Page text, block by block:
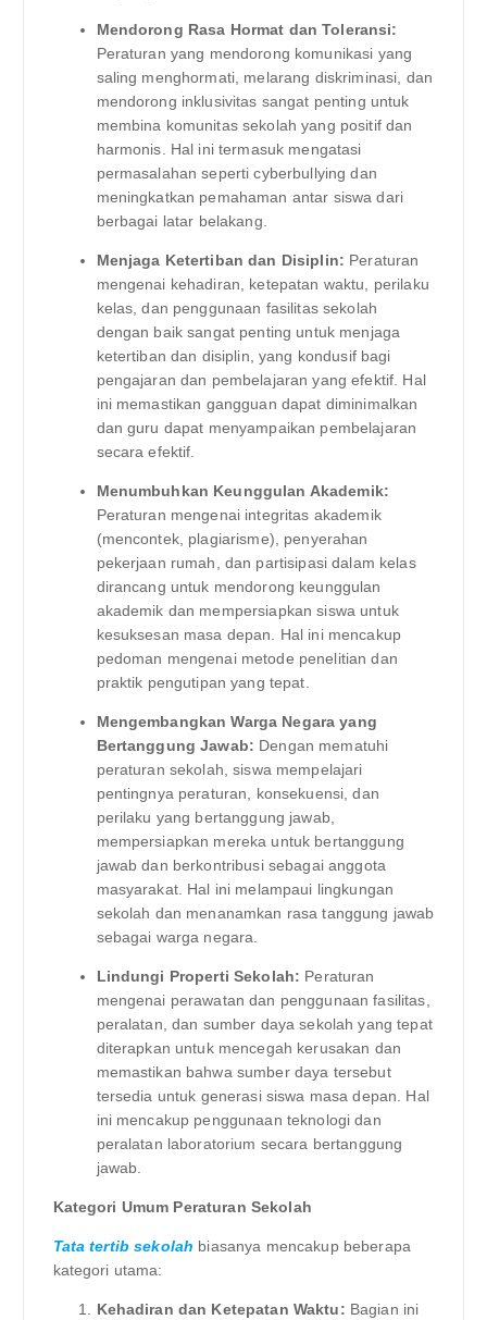
Mendorong Rasa Hormat dan Toleransi:
Peraturan yang mendorong komunikasi yang
saling menghormati, melarang diskriminasi, dan
mendorong inklusivitas sangat penting untuk
membina komunitas sekolah yang positif dan
harmonis. Hal ini termasuk mengatasi
permasalahan seperti cyberbullying dan
meningkatkan pemahaman antar siswa dari
berbagai latar belakang.
Menjaga Ketertiban dan Disiplin: Peraturan
mengenai kehadiran, ketepatan waktu, perilaku
kelas, dan penggunaan fasilitas sekolah
dengan baik sangat penting untuk menjaga
ketertiban dan disiplin, yang kondusif bagi
pengajaran dan pembelajaran yang efektif. Hal
ini memastikan gangguan dapat diminimalkan
dan guru dapat menyampaikan pembelajaran
secara efektif.
Menumbuhkan Keunggulan Akademik:
Peraturan mengenai integritas akademik
(mencontek, plagiarisme), penyerahan
pekerjaan rumah, dan partisipasi dalam kelas
dirancang untuk mendorong keunggulan
akademik dan mempersiapkan siswa untuk
kesuksesan masa depan. Hal ini mencakup
pedoman mengenai metode penelitian dan
praktik pengutipan yang tepat.
Mengembangkan Warga Negara yang
Bertanggung Jawab: Dengan mematuhi
peraturan sekolah, siswa mempelajari
pentingnya peraturan, konsekuensi, dan
perilaku yang bertanggung jawab,
mempersiapkan mereka untuk bertanggung
jawab dan berkontribusi sebagai anggota
masyarakat. Hal ini melampaui lingkungan
sekolah dan menanamkan rasa tanggung jawab
sebagai warga negara.
Lindungi Properti Sekolah: Peraturan
mengenai perawatan dan penggunaan fasilitas,
peralatan, dan sumber daya sekolah yang tepat
diterapkan untuk mencegah kerusakan dan
memastikan bahwa sumber daya tersebut
tersedia untuk generasi siswa masa depan. Hal
ini mencakup penggunaan teknologi dan
peralatan laboratorium secara bertanggung
jawab.
Kategori Umum Peraturan Sekolah
Tata tertib sekolah biasanya mencakup beberapa
kategori utama:
Kehadiran dan Ketepatan Waktu: Bagian ini